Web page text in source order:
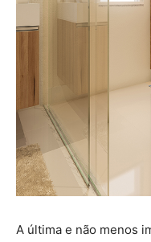
A última e não menos